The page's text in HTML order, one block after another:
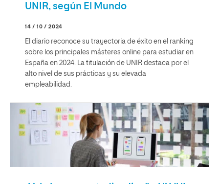
UNIR, según El Mundo
14 / 10 / 2024
El diario reconoce su trayectoria de éxito en el ranking
sobre los principales másteres online para estudiar en
España en 2024. La titulación de UNIR destaca por el
alto nivel de sus prácticas y su elevada
empleabilidad.